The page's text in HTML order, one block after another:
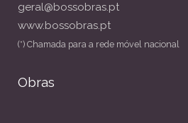
geral@bossobras.pt
www.bossobras.pt
(*) Chamada para a rede móvel nacional
Obras